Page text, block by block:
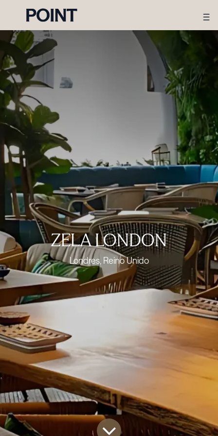
ZELA LONDON
Londres, Reino Unido